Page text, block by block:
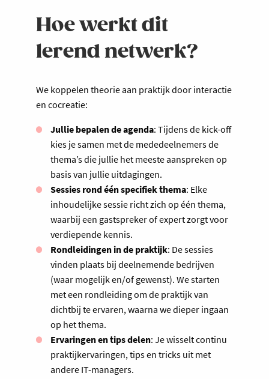
Hoe werkt dit
lerend netwerk?
We koppelen theorie aan praktijk door interactie
en cocreatie:
Jullie bepalen de agenda: Tijdens de kick-off
kies je samen met de mededeelnemers de
thema’s die jullie het meeste aanspreken op
basis van jullie uitdagingen.
Sessies rond één specifiek thema: Elke
inhoudelijke sessie richt zich op één thema,
waarbij een gastspreker of expert zorgt voor
verdiepende kennis.
Rondleidingen in de praktijk: De sessies
vinden plaats bij deelnemende bedrijven
(waar mogelijk en/of gewenst). We starten
met een rondleiding om de praktijk van
dichtbij te ervaren, waarna we dieper ingaan
op het thema.
Ervaringen en tips delen: Je wisselt continu
praktijkervaringen, tips en tricks uit met
andere IT-managers.